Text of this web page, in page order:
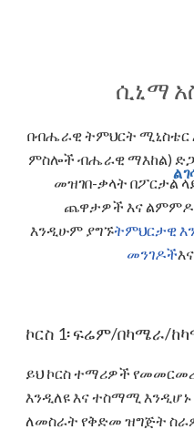
ሲኒማ
በብሔራዊ ትምህርት ሚኒስቴር
ምስሎች ብሔራዊ ማእከል) ድጋፍ
መዝገበ-ቃላት በፖርታል
ጨዋታዎች እና
እንዲሁም ያግኙትምህርታዊ
መንገዶች
ኮርስ 1፡ ፍሬም/በካሜራ/
ይህ ኮርስ ተማሪዎች
እንዲለዩ እና ተስማሚ እንዲሆኑ
ለመስራት የቅድመ ዝግጅት